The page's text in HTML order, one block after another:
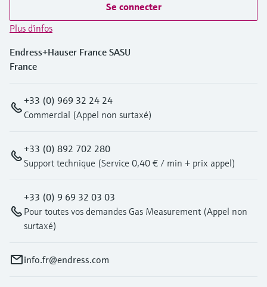
Se connecter
Plus d'infos
Endress+Hauser France SASU
France
+33 (0) 969 32 24 24
Commercial (Appel non surtaxé)
+33 (0) 892 702 280
Support technique (Service 0,40 € / min + prix appel)
+33 (0) 9 69 32 03 03
Pour toutes vos demandes Gas Measurement (Appel non
surtaxé)
info.fr@endress.com